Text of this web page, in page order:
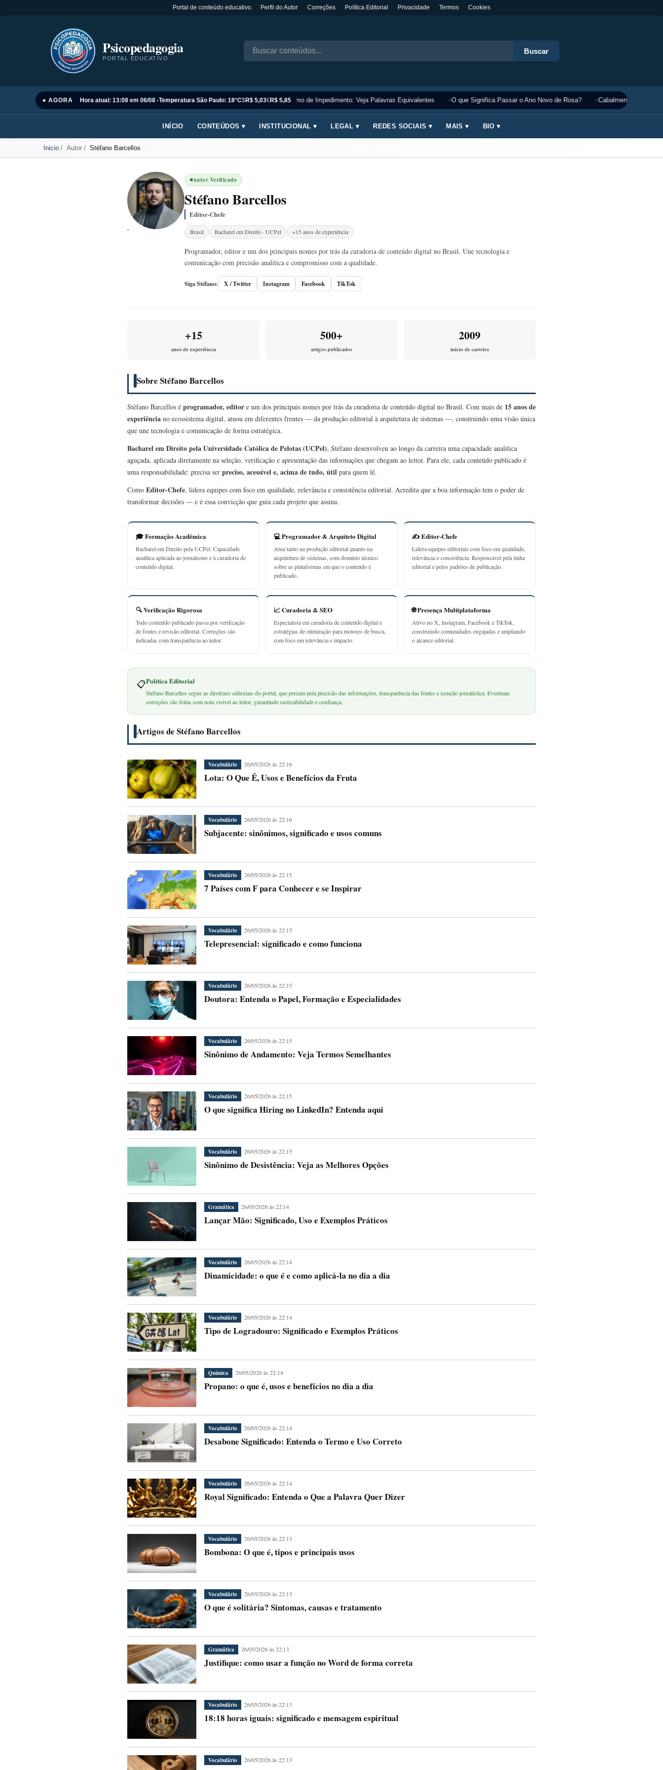
Portal de conteúdo educativo. Perfil do Autor Correções Política Editorial Privacidade Termos Cookies
Psicopedagogia
PORTAL EDUCATIVO
Buscar
● AGORA Hora atual: 13:08 em 06/08 -Temperatura São Paulo: 18°C$R$ 5,03€R$ 5,85
Sinônimo de Impedimento: Veja Palavras Equivalentes O que Significa Passar o Ano Novo de Rosa? Cabalmente
INÍCIO CONTEÚDOS ▾ INSTITUCIONAL ▾ LEGAL ▾ REDES SOCIAIS ▾ MAIS ▾ BIO ▾
Inicio Autor Stéfano Barcellos
Autor Verificado
Stéfano Barcellos
Editor-Chefe
Brasil Bacharel em Direito · UCPel +15 anos de experiência
Programador, editor e um dos principais nomes por trás da curadoria de conteúdo digital no Brasil. Une tecnologia e
comunicação com precisão analítica e compromisso com a qualidade.
Siga Stéfano: X / Twitter Instagram Facebook TikTok
+15
anos de experiência
500+
artigos publicados
2009
início de carreira
Sobre Stéfano Barcellos
Stéfano Barcellos é programador, editor e um dos principais nomes por trás da curadoria de conteúdo digital no Brasil. Com mais de 15 anos de
experiência no ecossistema digital, atuou em diferentes frentes — da produção editorial à arquitetura de sistemas —, construindo uma visão única
que une tecnologia e comunicação de forma estratégica.
Bacharel em Direito pela Universidade Católica de Pelotas (UCPel), Stéfano desenvolveu ao longo da carreira uma capacidade analítica
aguçada, aplicada diretamente na seleção, verificação e apresentação das informações que chegam ao leitor. Para ele, cada conteúdo publicado é
uma responsabilidade: precisa ser preciso, acessível e, acima de tudo, útil para quem lê.
Como Editor-Chefe, lidera equipes com foco em qualidade, relevância e consistência editorial. Acredita que a boa informação tem o poder de
transformar decisões — e é essa convicção que guia cada projeto que assina.
🎓 Formação Acadêmica
Bacharel em Direito pela UCPel. Capacidade
analítica aplicada ao jornalismo e à curadoria de
conteúdo digital.
💻 Programador & Arquiteto Digital
Atua tanto na produção editorial quanto na
arquitetura de sistemas, com domínio técnico
sobre as plataformas em que o conteúdo é
publicado.
✍️ Editor-Chefe
Lidera equipes editoriais com foco em qualidade,
relevância e consistência. Responsável pela linha
editorial e pelos padrões de publicação.
🔍 Verificação Rigorosa
Todo conteúdo publicado passa por verificação
de fontes e revisão editorial. Correções são
indicadas com transparência ao leitor.
📈 Curadoria & SEO
Especialista em curadoria de conteúdo digital e
estratégias de otimização para motores de busca,
com foco em relevância e impacto.
🌐 Presença Multiplataforma
Ativo no X, Instagram, Facebook e TikTok,
construindo comunidades engajadas e ampliando
o alcance editorial.
📋Política Editorial
Stéfano Barcellos segue as diretrizes editoriais do portal, que prezam pela precisão das informações, transparência das fontes e isenção jornalística. Eventuais
correções são feitas com nota visível ao leitor, garantindo rastreabilidade e confiança.
Artigos de Stéfano Barcellos
Vocabulário 26/05/2026 às 22:16
Lota: O Que É, Usos e Benefícios da Fruta
Vocabulário 26/05/2026 às 22:16
Subjacente: sinônimos, significado e usos comuns
Vocabulário 26/05/2026 às 22:15
7 Países com F para Conhecer e se Inspirar
Vocabulário 26/05/2026 às 22:15
Telepresencial: significado e como funciona
Vocabulário 26/05/2026 às 22:15
Doutora: Entenda o Papel, Formação e Especialidades
Vocabulário 26/05/2026 às 22:15
Sinônimo de Andamento: Veja Termos Semelhantes
Vocabulário 26/05/2026 às 22:15
O que significa Hiring no LinkedIn? Entenda aqui
Vocabulário 26/05/2026 às 22:15
Sinônimo de Desistência: Veja as Melhores Opções
Gramática 26/05/2026 às 22:14
Lançar Mão: Significado, Uso e Exemplos Práticos
Vocabulário 26/05/2026 às 22:14
Dinamicidade: o que é e como aplicá-la no dia a dia
Vocabulário 26/05/2026 às 22:14
Tipo de Logradouro: Significado e Exemplos Práticos
Química 26/05/2026 às 22:14
Propano: o que é, usos e benefícios no dia a dia
Vocabulário 26/05/2026 às 22:14
Desabone Significado: Entenda o Termo e Uso Correto
Vocabulário 26/05/2026 às 22:14
Royal Significado: Entenda o Que a Palavra Quer Dizer
Vocabulário 26/05/2026 às 22:13
Bombona: O que é, tipos e principais usos
Vocabulário 26/05/2026 às 22:13
O que é solitária? Sintomas, causas e tratamento
Gramática 26/05/2026 às 22:13
Justifique: como usar a função no Word de forma correta
Vocabulário 26/05/2026 às 22:13
18:18 horas iguais: significado e mensagem espiritual
Vocabulário 26/05/2026 às 22:13